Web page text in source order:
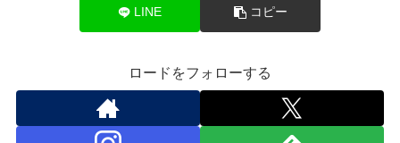
LINE コピー
ロードをフォローする